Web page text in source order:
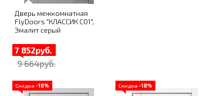
Дверь межкомнатная
FlyDoors "КЛАССИК C01",
Эмалит серый
7 852руб.
9 664руб.
Скидка -18% Скидка -18%